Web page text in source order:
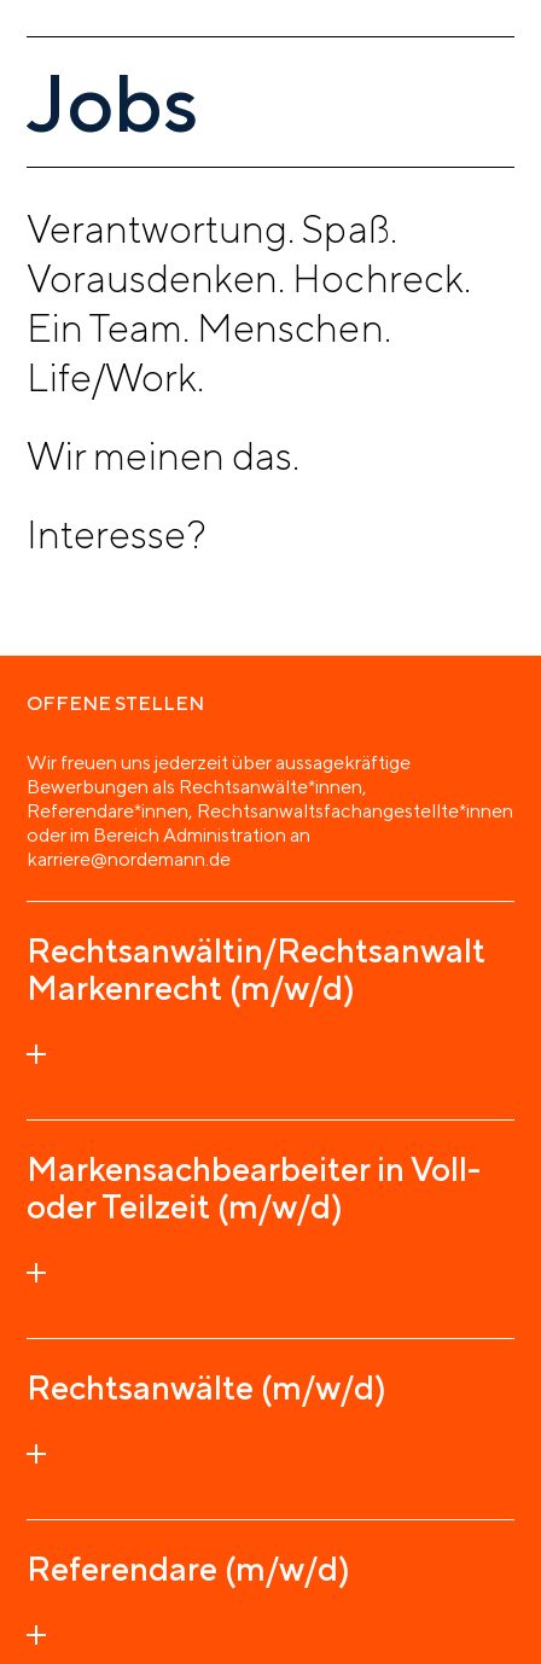
Jobs
Verantwortung. Spaß.
Vorausdenken. Hochreck.
Ein Team. Menschen.
Life/Work.
Wir meinen das.
Interesse?
OFFENE STELLEN
Wir freuen uns jederzeit über aussagekräftige
Bewerbungen als Rechtsanwälte*innen,
Referendare*innen, Rechtsanwaltsfachangestellte*innen
oder im Bereich Administration an
karriere@nordemann.de
Rechtsanwältin/Rechtsanwalt
Markenrecht (m/w/d)
Markensachbearbeiter in Voll-
oder Teilzeit (m/w/d)
Rechtsanwälte (m/w/d)
Referendare (m/w/d)